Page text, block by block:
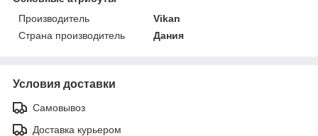
Производитель
Vikan
Страна производитель
Дания
Условия доставки
Самовывоз
Доставка курьером